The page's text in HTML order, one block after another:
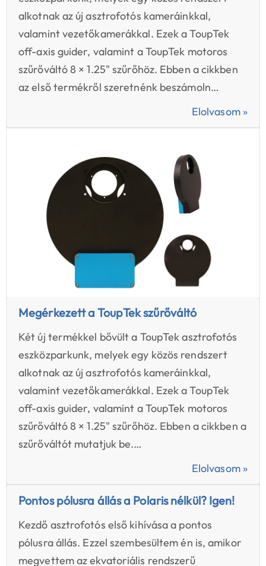
alkotnak az új asztrofotós kameráinkkal,
valamint vezetőkamerákkal. Ezek a ToupTek
off-axis guider, valamint a ToupTek motoros
szűrőváltó 8 × 1.25" szűrőhöz. Ebben a cikkben
az első termékről szeretnénk beszámoln…
Elolvasom »
Megérkezett a ToupTek szűrőváltó
Két új termékkel bővült a ToupTek asztrofotós
eszközparkunk, melyek egy közös rendszert
alkotnak az új asztrofotós kameráinkkal,
valamint vezetőkamerákkal. Ezek a ToupTek
off-axis guider, valamint a ToupTek motoros
szűrőváltó 8 × 1.25" szűrőhöz. Ebben a cikkben a
szűrőváltót mutatjuk be.…
Elolvasom »
Pontos pólusra állás a Polaris nélkül? Igen!
Kezdő asztrofotós első kihívása a pontos
pólusra állás. Ezzel szembesültem én is, amikor
megvettem az ekvatoriális rendszerű